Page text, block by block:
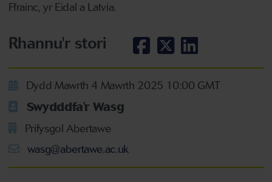
Ffrainc, yr Eidal a Latvia.
Rhannu'r stori
Dydd Mawrth 4 Mawrth 2025 10:00 GMT
Swydddfa'r Wasg
Prifysgol Abertawe
wasg@abertawe.ac.uk